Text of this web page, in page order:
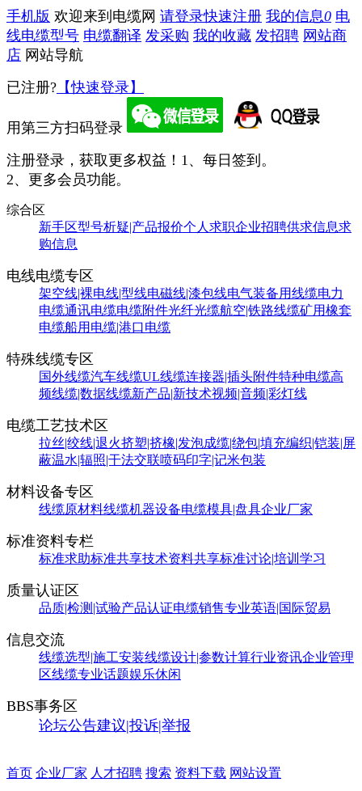
手机版 欢迎来到电缆网 请登录快速注册 我的信息0 电
线电缆型号 电缆翻译 发采购 我的收藏 发招聘 网站商
店 网站导航
已注册? 【快速登录】
用第三方扫码登录
注册登录，获取更多权益！ 1、每日签到。
2、更多会员功能。
综合区
新手区型号析疑|产品报价个人求职企业招聘供求信息求
购信息
电线电缆专区
架空线|裸电线|型线电磁线|漆包线电气装备用线缆电力
电缆通讯电缆电缆附件光纤光缆航空|铁路线缆矿用橡套
电缆船用电缆|港口电缆
特殊线缆专区
国外线缆汽车线缆UL线缆连接器|插头附件特种电缆高
频线缆|数据线缆新产品|新技术视频|音频|彩灯线
电缆工艺技术区
拉丝|绞线|退火挤塑|挤橡|发泡成缆|绕包|填充编织|铠装|屏
蔽温水|辐照|干法交联喷码印字|记米包装
材料设备专区
线缆原材料线缆机器设备电缆模具|盘具企业厂家
标准资料专栏
标准求助标准共享技术资料共享标准讨论|培训学习
质量认证区
品质|检测|试验产品认证电缆销售专业英语|国际贸易
信息交流
线缆选型|施工安装线缆设计|参数计算行业资讯企业管理
区线缆专业话题娱乐休闲
BBS事务区
论坛公告建议|投诉|举报
首页 企业厂家 人才招聘 搜索 资料下载 网站设置